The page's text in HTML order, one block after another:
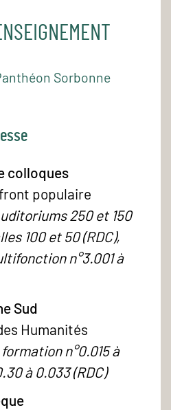
Sorbonne
colloques
populaire
250 et 150
100 et 50 (RDC),
n°3.001 à
Sud
Humanités
n°0.015 à
à 0.033 (RDC)